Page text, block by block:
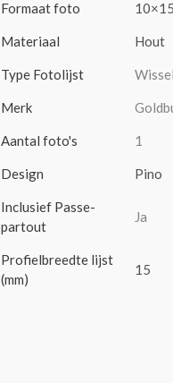
Formaat foto
Materiaal Hout
Type Fotolijst
Merk
Aantal foto's 1
Design Pino
Inclusief Passe-
partout
Ja
Profielbreedte lijst
(mm)
15